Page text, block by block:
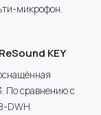
микрофон.
KEY
По сравнению с
DWH